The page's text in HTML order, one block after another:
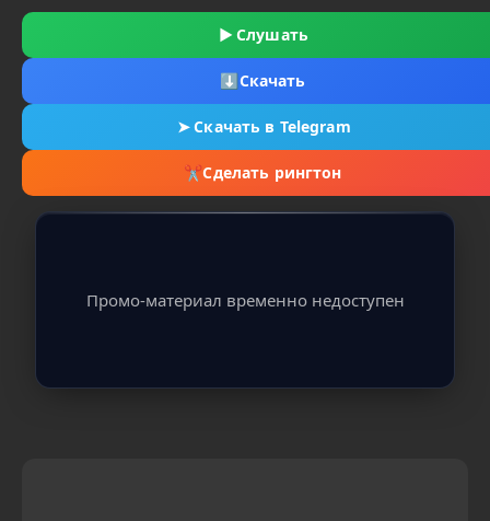
▶ Слушать
⬇Скачать
➤Скачать в Telegram
✂Сделать рингтон
Промо-материал временно недоступен